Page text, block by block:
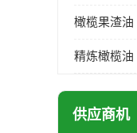
橄榄果渣油
精炼橄榄油
供应商机